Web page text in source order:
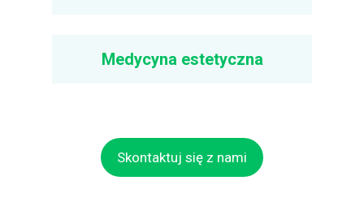
Medycyna estetyczna
Skontaktuj się z nami